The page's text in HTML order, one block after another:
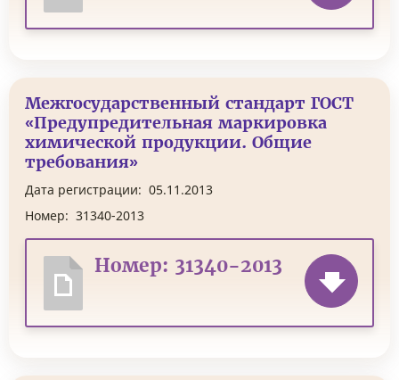
Межгосударственный стандарт ГОСТ
«Предупредительная маркировка
химической продукции. Общие
требования»
Дата регистрации: 05.11.2013
Номер: 31340-2013
Номер: 31340-2013